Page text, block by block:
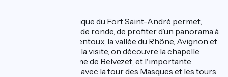
La position stratégique du Fort Saint-André permet,
depuis son chemin de ronde, de profiter d’un panorama à
360° sur le Mont Ventoux, la vallée du Rhône, Avignon et
les Alpilles. Lors de la visite, on découvre la chapelle
romane Notre-Dame de Belvezet, et l'importante
enceinte défensive avec la tour des Masques et les tours